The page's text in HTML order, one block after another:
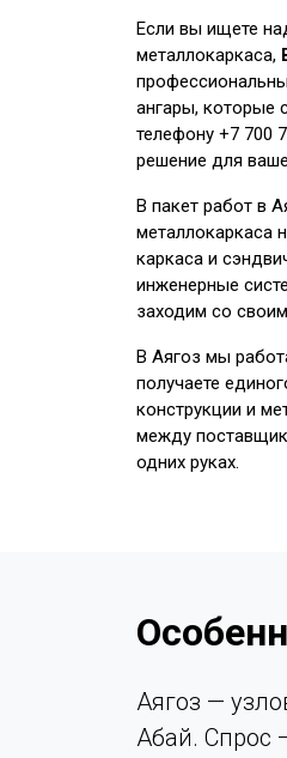
Если вы ищете
металлокаркаса,
ангары, которые
телефону +7 700
решение для
В пакет работ в
металлокаркаса
каркаса и
инженерные
заходим со
В Аягоз мы
получаете
конструкции и
между
одних руках.
Аягоз —
Абай. Спрос